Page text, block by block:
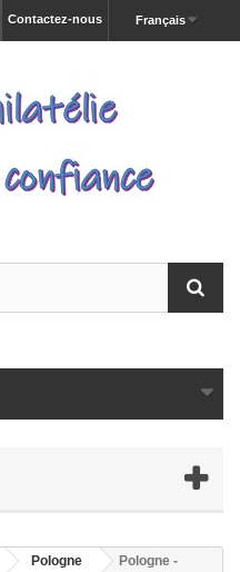
Français
Contactez-nous
Pologne
Pologne -